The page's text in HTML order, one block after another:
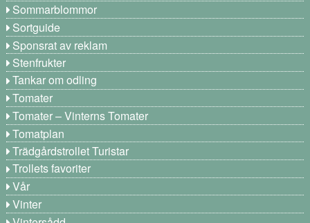
Sommarblommor
Sortguide
Sponsrat av reklam
Stenfrukter
Tankar om odling
Tomater
Tomater – Vinterns Tomater
Tomatplan
Trädgårdstrollet Turistar
Trollets favoriter
Vår
Vinter